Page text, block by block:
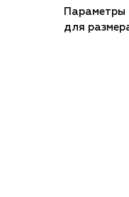
Параметры
для